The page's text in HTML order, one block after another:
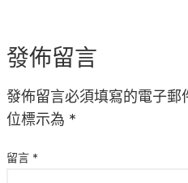
發佈留言
發佈留言必須填寫的電子郵
位標示為 *
留言 *